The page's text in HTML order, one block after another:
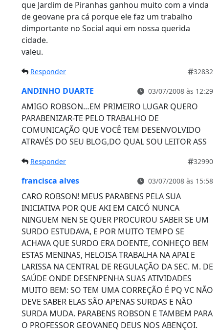
que Jardim de Piranhas ganhou muito com a vinda
de geovane pra cá porque ele faz um trabalho
dimportante no Social aqui em nossa querida
cidade.
valeu.
Responder 32832
ANDINHO DUARTE 03/07/2008 às 12:29
AMIGO ROBSON…EM PRIMEIRO LUGAR QUERO
PARABENIZAR-TE PELO TRABALHO DE
COMUNICAÇÃO QUE VOCÊ TEM DESENVOLVIDO
ATRAVÉS DO SEU BLOG,DO QUAL SOU LEITOR ASS
Responder 32990
francisca alves 03/07/2008 às 15:58
CARO ROBSON! MEUS PARABENS PELA SUA
INICIATIVA POR QUE AKI EM CAICÓ NUNCA
NINGUEM NEN SE QUER PROCUROU SABER SE UM
SURDO ESTUDAVA, E POR MUITO TEMPO SE
ACHAVA QUE SURDO ERA DOENTE, CONHEÇO BEM
ESTAS MENINAS, HELOISA TRABALHA NA APAI E
LARISSA NA CENTRAL DE REGULAÇÃO DA SEC. M. DE
SAÚDE ONDE DESENPENHA SUAS ATIVIDADES
MUITO BEM: SO TEM UMA CORREÇÃO É PQ VC NÃO
DEVE SABER ELAS SÃO APENAS SURDAS E NÃO
SURDA MUDA. PARABENS ROBSON E TAMBEM PARA
O PROFESSOR GEOVANEQ DEUS NOS ABENÇOI.